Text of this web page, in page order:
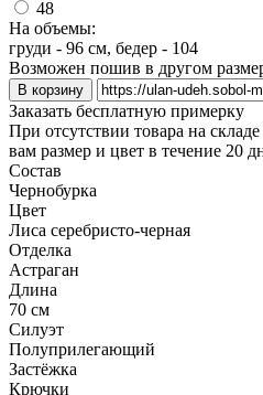
48
На объемы:
груди - 96 см, бедер - 104
Возможен пошив в другом
В корзину
Заказать бесплатную примерку
При отсутствии товара на
вам размер и цвет в течение 20
Состав
Чернобурка
Цвет
Лиса серебристо-черная
Отделка
Астраган
Длина
70 см
Силуэт
Полуприлегающий
Застёжка
Крючки